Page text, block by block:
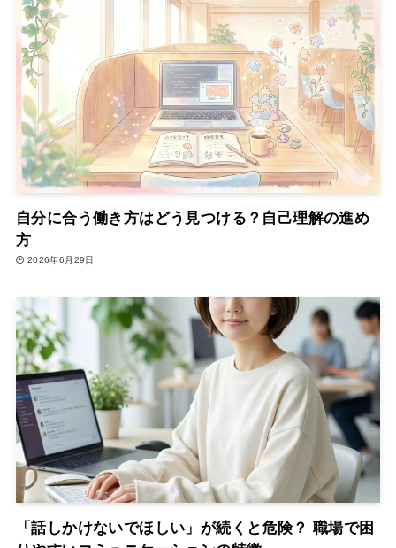
自分に合う働き方はどう見つける？自己理解の進め
方
2026年6月29日
「話しかけないでほしい」が続くと危険？ 職場で困